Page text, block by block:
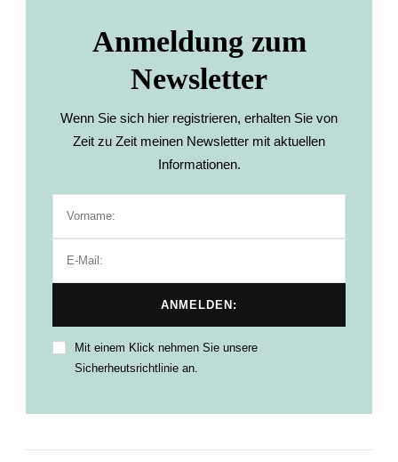
Anmeldung zum
Newsletter
Wenn Sie sich hier registrieren, erhalten Sie von
Zeit zu Zeit meinen Newsletter mit aktuellen
Informationen.
Mit einem Klick nehmen Sie unsere
Sicherheutsrichtlinie an.